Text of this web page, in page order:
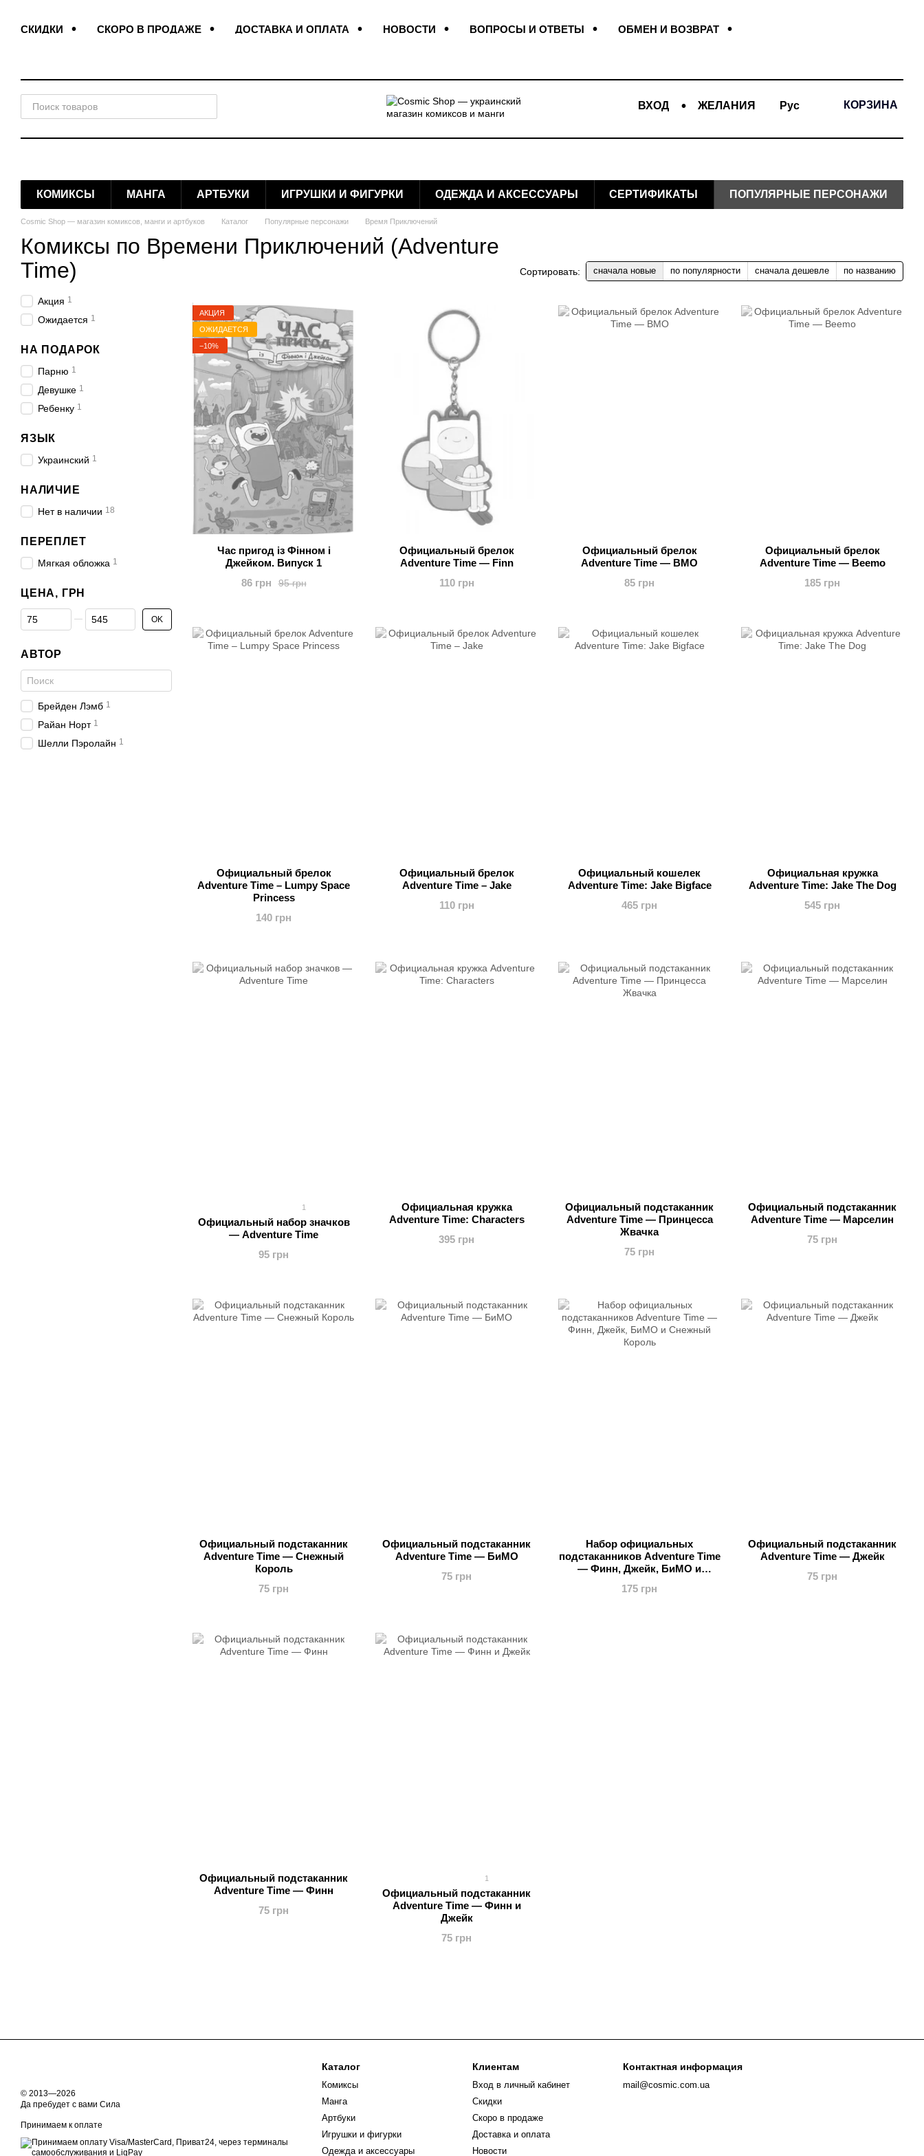
СКИДКИ СКОРО В ПРОДАЖЕ ДОСТАВКА И ОПЛАТА НОВОСТИ ВОПРОСЫ И ОТВЕТЫ
ОБМЕН И ВОЗВРАТ
ВХОД ЖЕЛАНИЯ Рус КОРЗИНА
КОМИКСЫ МАНГА АРТБУКИ ИГРУШКИ И ФИГУРКИ ОДЕЖДА И АКСЕССУАРЫ СЕРТИФИКАТЫ ПОПУЛЯРНЫЕ ПЕРСОНАЖИ
Cosmic Shop — магазин комиксов, манги и артбуков Каталог Популярные персонажи Время Приключений
Комиксы по Времени Приключений (Adventure
Time)
Сортировать: сначала новые по популярности сначала дешевле по названию
АКЦИЯ
ОЖИДАЕТСЯ
−10%
Час пригод із Фінном і
Джейком. Випуск 1
95 грн
86 грн
Официальный брелок
Adventure Time — Finn
110 грн
Официальный брелок
Adventure Time — BMO
85 грн
Официальный брелок
Adventure Time — Beemo
185 грн
Официальный брелок
Adventure Time – Lumpy Space
Princess
140 грн
Официальный брелок
Adventure Time – Jake
110 грн
Официальный кошелек
Adventure Time: Jake Bigface
465 грн
Официальная кружка
Adventure Time: Jake The Dog
545 грн
1
Официальный набор значков
— Adventure Time
95 грн
Официальная кружка
Adventure Time: Characters
395 грн
Официальный подстаканник
Adventure Time — Принцесса
Жвачка
75 грн
Официальный подстаканник
Adventure Time — Марселин
75 грн
Официальный подстаканник
Adventure Time — Снежный
Король
75 грн
Официальный подстаканник
Adventure Time — БиМО
75 грн
Набор официальных
подстаканников Adventure Time
— Финн, Джейк, БиМО и
175 грн
Официальный подстаканник
Adventure Time — Джейк
75 грн
Официальный подстаканник
Adventure Time — Финн
75 грн
1
Официальный подстаканник
Adventure Time — Финн и
Джейк
75 грн
Акция 1
Ожидается 1
НА ПОДАРОК
Парню 1
Девушке 1
Ребенку 1
ЯЗЫК
Украинский 1
НАЛИЧИЕ
Нет в наличии 18
ПЕРЕПЛЕТ
Мягкая обложка 1
ЦЕНА, ГРН
От Цена, грн
До Цена, грн OK
АВТОР
Брейден Лэмб 1
Райан Норт 1
Шелли Пэролайн 1
© 2013—2026
Да пребудет с вами Сила
Принимаем к оплате
Каталог
Комиксы
Манга
Артбуки
Игрушки и фигурки
Одежда и аксессуары
Клиентам
Вход в личный кабинет
Скидки
Скоро в продаже
Доставка и оплата
Новости
Контактная информация
mail@cosmic.com.ua